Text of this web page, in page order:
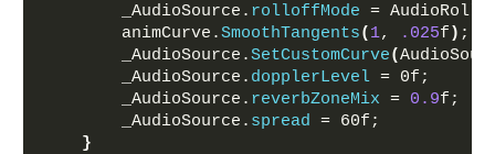
        _AudioSource.
rolloffMode =
        animCurve.
SmoothTangents( 1, .025f ) ;
        _AudioSource.
SetCustomCurve(
        _AudioSource.
dopplerLevel = 0f;
        _AudioSource.
reverbZoneMix = 0.9f;
        _AudioSource.
spread = 60f;
}